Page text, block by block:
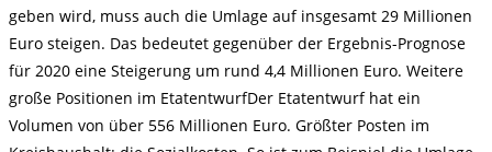
geben wird, muss auch die Umlage auf insgesamt 29 Millionen
Euro steigen. Das bedeutet gegenüber der Ergebnis-Prognose
für 2020 eine Steigerung um rund 4,4 Millionen Euro. Weitere
große Positionen im EtatentwurfDer Etatentwurf hat ein
Volumen von über 556 Millionen Euro. Größter Posten im